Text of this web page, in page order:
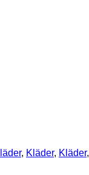
, Kläder, Kläder,